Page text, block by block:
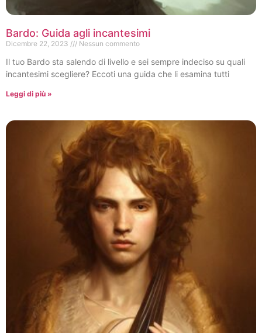
Bardo: Guida agli incantesimi
Dicembre 22, 2023 Nessun commento
Il tuo Bardo sta salendo di livello e sei sempre indeciso su quali
incantesimi scegliere? Eccoti una guida che li esamina tutti
Leggi di più »